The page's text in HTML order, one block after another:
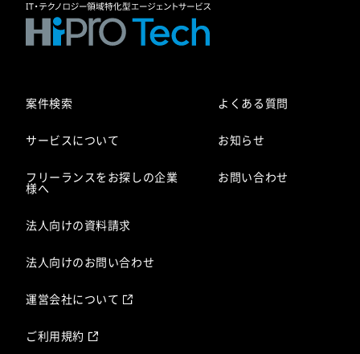
案件検索
サービスについて
フリーランスをお探しの企業
様へ
法人向けの資料請求
法人向けのお問い合わせ
よくある質問
お知らせ
お問い合わせ
運営会社について
ご利用規約